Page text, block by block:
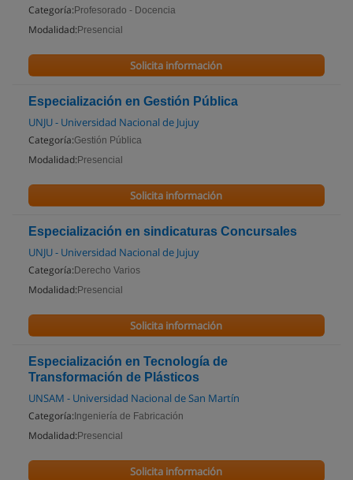
Categoría: Profesorado - Docencia
Modalidad: Presencial
Solicita información
Especialización en Gestión Pública
UNJU - Universidad Nacional de Jujuy
Categoría:Gestión Pública
Modalidad: Presencial
Solicita información
Especialización en sindicaturas Concursales
UNJU - Universidad Nacional de Jujuy
Categoría: Derecho Varios
Modalidad: Presencial
Solicita información
Especialización en Tecnología de
Transformación de Plásticos
UNSAM - Universidad Nacional de San Martín
Categoría: Ingeniería de Fabricación
Modalidad: Presencial
Solicita información